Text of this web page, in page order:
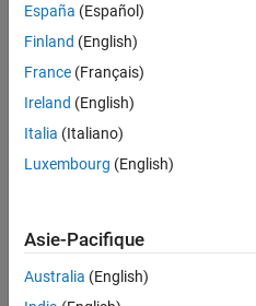
Vous
pouvez
élargir
votre
recherche
ou
afficher
l’ensemble
d'emploi.
malgré
España (Español)
Finland (English)
France (Français)
Ireland (English)
Italia (Italiano)
Luxembourg (English)
Asie-Pacifique
Australia (English)